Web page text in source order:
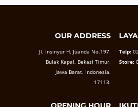
OUR ADDRESS
Jl. Insinyur H. Juanda No.197.
Bulak Kapal, Bekasi Timur.
Jawa Barat. Indonesia.
17113.
Telp:
Store: